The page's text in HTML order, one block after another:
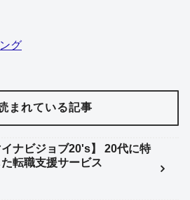
グ
まれている記事
イナビジョブ20's】 20代に特
転職支援サービス